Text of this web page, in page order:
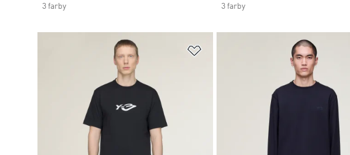
3 farby
3 farby
Pridať do zoznamu želaných položiek